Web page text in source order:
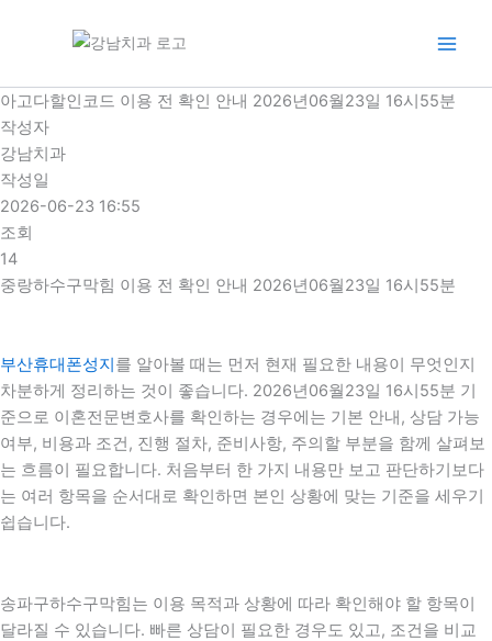
로
건
너
뛰
기
아고다할인코드 이용 전 확인 안내 2026년06월23일 16시55분
작성자
강남치과
작성일
2026-06-23 16:55
조회
14
중랑하수구막힘 이용 전 확인 안내 2026년06월23일 16시55분
부산휴대폰성지를 알아볼 때는 먼저 현재 필요한 내용이 무엇인지
차분하게 정리하는 것이 좋습니다. 2026년06월23일 16시55분 기
준으로 이혼전문변호사를 확인하는 경우에는 기본 안내, 상담 가능
여부, 비용과 조건, 진행 절차, 준비사항, 주의할 부분을 함께 살펴보
는 흐름이 필요합니다. 처음부터 한 가지 내용만 보고 판단하기보다
는 여러 항목을 순서대로 확인하면 본인 상황에 맞는 기준을 세우기
쉽습니다.
송파구하수구막힘는 이용 목적과 상황에 따라 확인해야 할 항목이
달라질 수 있습니다. 빠른 상담이 필요한 경우도 있고, 조건을 비교